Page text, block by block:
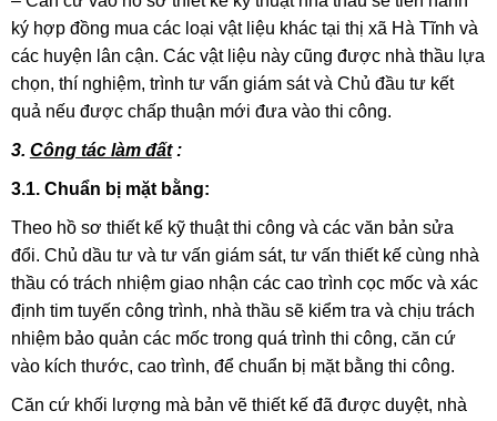
ký hợp đồng mua các loại vật liệu khác tại thị xã Hà Tĩnh và
các huyện lân cận. Các vật liệu này cũng được nhà thầu lựa
chọn, thí nghiệm, trình tư vấn giám sát và Chủ đầu tư kết
quả nếu được chấp thuận mới đưa vào thi công.
3. Công tác làm đất:
3.1. Chuẩn bị mặt bằng:
Theo hồ sơ thiết kế kỹ thuật thi công và các văn bản sửa
đổi. Chủ dầu tư và tư vấn giám sát, tư vấn thiết kế cùng nhà
thầu có trách nhiệm giao nhận các cao trình cọc mốc và xác
định tim tuyến công trình, nhà thầu sẽ kiểm tra và chịu trách
nhiệm bảo quản các mốc trong quá trình thi công, căn cứ
vào kích thước, cao trình, để chuẩn bị mặt bằng thi công.
Căn cứ khối lượng mà bản vẽ thiết kế đã được duyệt, nhà